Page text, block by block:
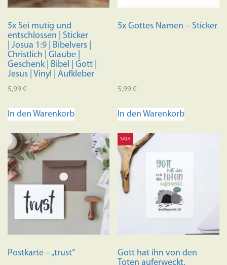
werden
5x Sei mutig und
entschlossen | Sticker
| Josua 1:9 | Bibelvers |
Christlich | Glaube |
Geschenk | Bibel | Gott |
Jesus | Vinyl | Aufkleber
5,99€
In den Warenkorb
5x Gottes Namen – Sticker
5,99€
In den Warenkorb
Postkarte – „trust“
SALE
Gott hat ihn von den
Toten auferweckt,